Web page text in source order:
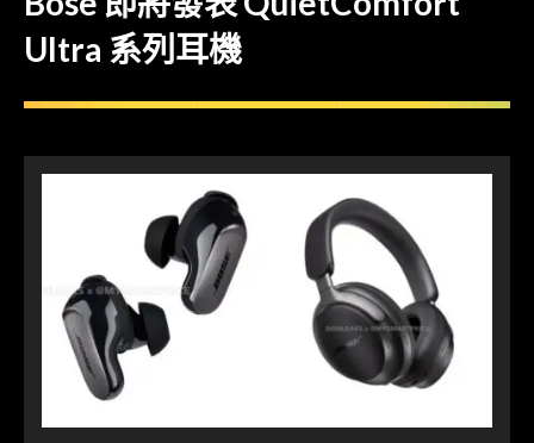
Ultra 系列耳機